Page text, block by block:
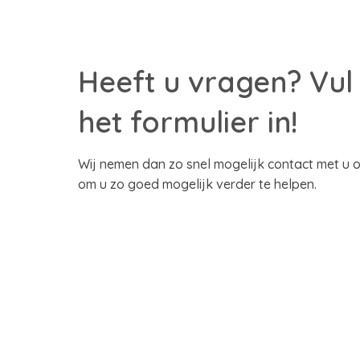
Heeft u vragen? Vul
het formulier in!
Wij nemen dan zo snel mogelijk contact met u
om u zo goed mogelijk verder te helpen.